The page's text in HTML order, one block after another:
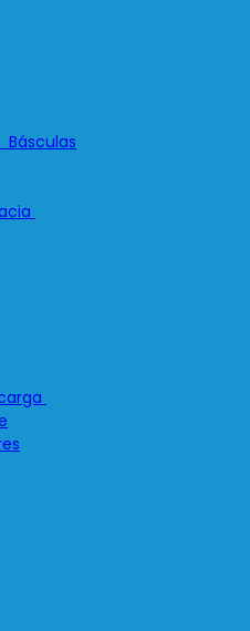
Básculas